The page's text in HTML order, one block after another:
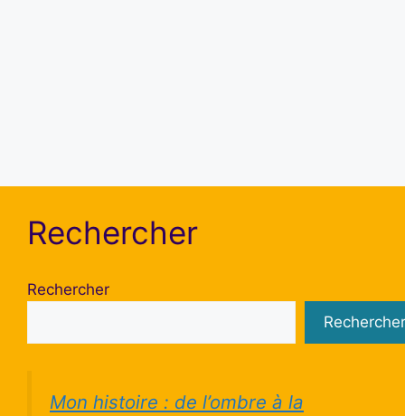
Rechercher
Rechercher
Rechercher
Mon histoire : de l’ombre à la